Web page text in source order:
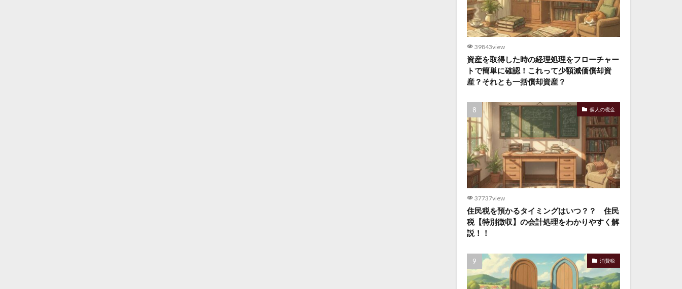
39843view
資産を取得した時の経理処理をフローチャー
トで簡単に確認！これって少額減価償却資
産？それとも一括償却資産？
個人の税金
37737view
住民税を預かるタイミングはいつ？？ 住民
税【特別徴収】の会計処理をわかりやすく解
説！！
消費税